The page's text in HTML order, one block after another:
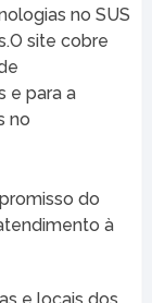
no SUS
site cobre
e para a
no
do
à